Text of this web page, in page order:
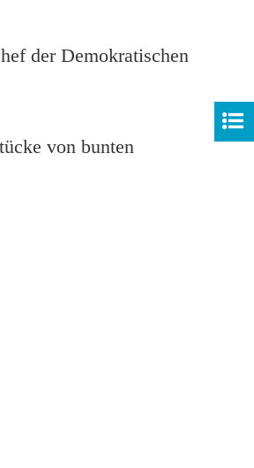
der Demokratischen
von bunten